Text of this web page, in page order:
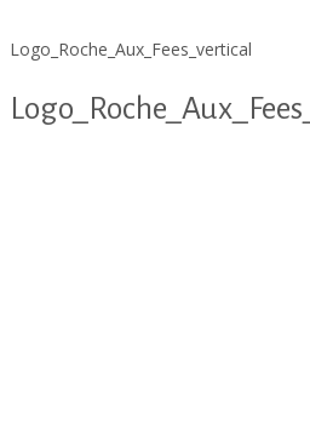
Logo_Roche_Aux_Fees_vertical